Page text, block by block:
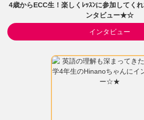
4歳からECC生！楽しくﾚｯｽﾝに参加してく
ンタビュー★☆
インタビュー